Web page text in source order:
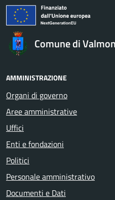
Comune di
AMMINISTRAZIONE
Organi di governo
Aree amministrative
Uffici
Enti e fondazioni
Politici
Personale amministrativo
Documenti e Dati